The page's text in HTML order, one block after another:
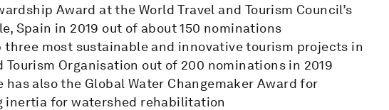
Award at the World Travel and Tourism Council’s
Spain in 2019 out of about 150 nominations
three most sustainable and innovative tourism projects in
Organisation out of 200 nominations in 2019
has also the Global Water Changemaker Award for
inertia for watershed rehabilitation